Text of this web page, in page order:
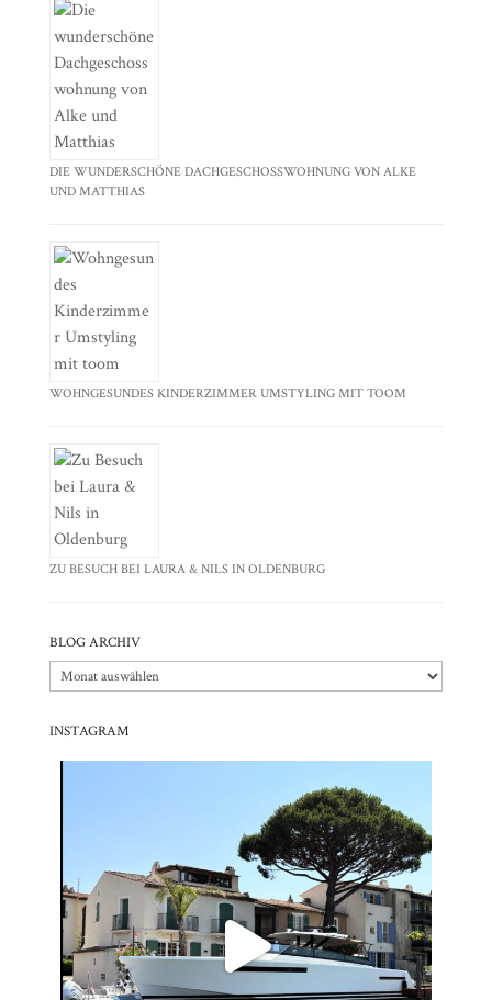
DIE WUNDERSCHÖNE DACHGESCHOSSWOHNUNG VON ALKE
UND MATTHIAS
WOHNGESUNDES KINDERZIMMER UMSTYLING MIT TOOM
ZU BESUCH BEI LAURA & NILS IN OLDENBURG
BLOG ARCHIV
Blog
Archiv
INSTAGRAM